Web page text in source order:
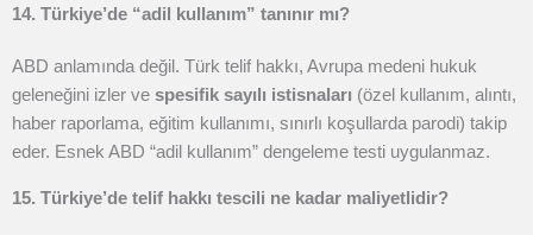
14. Türkiye’de “adil kullanım” tanınır mı?
ABD anlamında değil. Türk telif hakkı, Avrupa medeni hukuk
geleneğini izler ve spesifik sayılı istisnaları (özel kullanım, alıntı,
haber raporlama, eğitim kullanımı, sınırlı koşullarda parodi) takip
eder. Esnek ABD “adil kullanım” dengeleme testi uygulanmaz.
15. Türkiye’de telif hakkı tescili ne kadar maliyetlidir?